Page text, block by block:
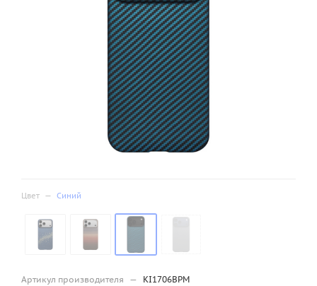
Цвет — Синий
Артикул производителя — KI1706BPM